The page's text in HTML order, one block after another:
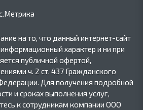
на то, что данный интернет-сайт
характер и ни при
публичной офертой,
ч. 2 ст. 437 Гражданского
Для получения подробной
и сроках выполнения услуг,
к сотрудникам компании ООО